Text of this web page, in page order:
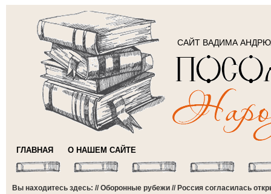
САЙТ ВАДИМА
ГЛАВНАЯ О НАШЕМ САЙТЕ
Вы находитесь здесь: //Оборонные рубежи // Россия согласилась